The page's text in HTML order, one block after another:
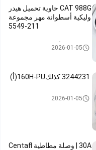
CAT 988G حاوية تحميل هيدر
وليكية أسطوانة مهر مجموعة
211-5549
طقم ختم الأسطوانة الهيدروليكية
2026-01-05
3244231 كذلك160H-PU(أ) ‬‬‬‬‬‬‬‬‬‬‬‬‬‬‬‬‬‬‬‬‬‬‬‬‬‬‬‬‬‬‬‬‬‬‬‬‬‬‬‬‬‬‬‬‬‬‬‬‬‬‬‬‬‬‬‬‬‬‬‬‬‬‬‬‬‬‬‬‬‬‬‬‬‬‬‬‬‬‬‬‬‬‬‬‬‬‬‬‬‬‬‬‬‬‬‬‬‬‬‬‬‬‬‬‬‬‬‬‬‬‬‬‬‬‬‬‬‬‬‬‬‬‬‬‬‬‬‬‬‬‬‬‬‬‬‬‬‬‬‬‬‬‬‬‬‬‬‬‬‬‬‬‬‬‬‬‬‬‬‬‬‬‬‬‬‬‬‬‬‬‬‬‬‬‬‬‬‬‬‬‬‬‬‬‬‬‬‬‬‬‬‬‬‬‬‬‬‬‬‬‬‬‬‬‬‬‬‬‬‬‬‬‬‬‬‬‬‬‬‬‬‬‬‬‬‬‬‬‬‬‬‬‬‬‬‬‬‬‬‬‬‬
اقتران المطاط Centaflex
2026-01-05
30A | وصلة مطاطية Centafl